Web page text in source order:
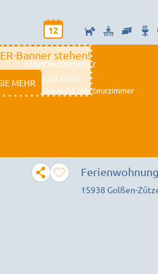
12
Banner stehen!
MEHR
Monteurzimmer
11333 fulda
Preiswerte Monteurzimmer
Ferienwohnung
15938 Golßen-